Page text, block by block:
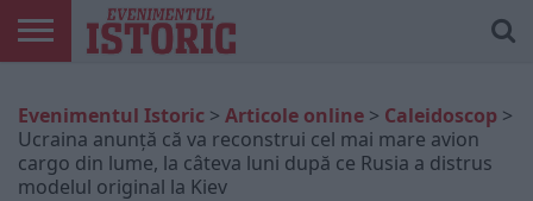
ONLINE
EDIȚII
TIPĂRITE
ISTORIC
PLAY
CONTUL
MEU
Evenimentul Istoric > Articole online > Caleidoscop >
Ucraina anunță că va reconstrui cel mai mare avion
cargo din lume, la câteva luni după ce Rusia a distrus
modelul original la Kiev